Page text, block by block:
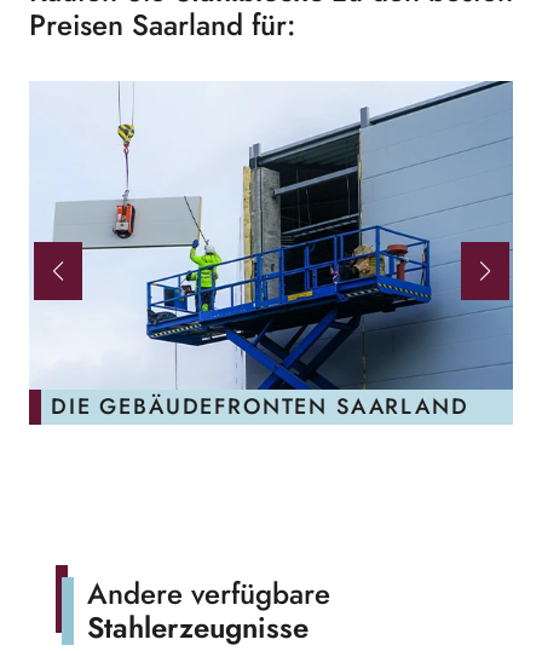
Preisen Saarland für:
DIE GEBÄUDEFRONTEN SAARLAND
Andere verfügbare
Stahlerzeugnisse